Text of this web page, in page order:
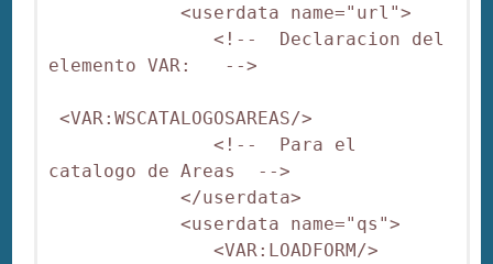
<userdata name="url">
<!--  Declaracion del
elemento VAR:   -->
<VAR:WSCATALOGOSAREAS/>
<!--  Para el
catalogo de Areas  -->
</userdata>
<userdata name="qs">
<VAR:LOADFORM/>